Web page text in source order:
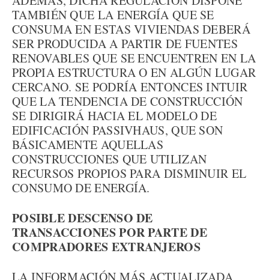
TAMBIÉN QUE LA ENERGÍA QUE SE
CONSUMA EN ESTAS VIVIENDAS DEBERÁ
SER PRODUCIDA A PARTIR DE FUENTES
RENOVABLES QUE SE ENCUENTREN EN LA
PROPIA ESTRUCTURA O EN ALGÚN LUGAR
CERCANO. SE PODRÍA ENTONCES INTUIR
QUE LA TENDENCIA DE CONSTRUCCIÓN
SE DIRIGIRÁ HACIA EL MODELO DE
EDIFICACIÓN PASSIVHAUS, QUE SON
BÁSICAMENTE AQUELLAS
CONSTRUCCIONES QUE UTILIZAN
RECURSOS PROPIOS PARA DISMINUIR EL
CONSUMO DE ENERGÍA.
POSIBLE DESCENSO DE
TRANSACCIONES POR PARTE DE
COMPRADORES EXTRANJEROS
LA INFORMACIÓN MÁS ACTUALIZADA